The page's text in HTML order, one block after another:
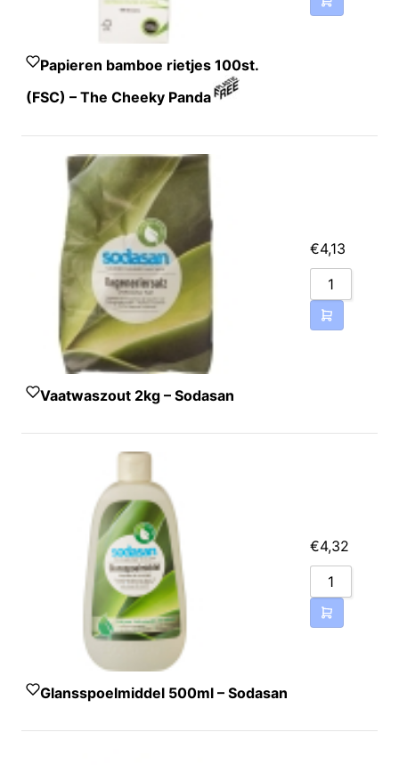
Papieren bamboe rietjes 100st.
(FSC) – The Cheeky Panda
Vaatwaszout 2kg – Sodasan
€4,13
Glansspoelmiddel 500ml – Sodasan
€4,32